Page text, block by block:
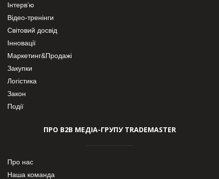
Інтерв’ю
Відео-тренінги
Світовий досвід
Інновації
Маркетинг&Продажі
Закупки
Логістика
Закон
Події
ПРО В2В МЕДІА-ГРУПУ TRADEMASTER
Про нас
Наша команда